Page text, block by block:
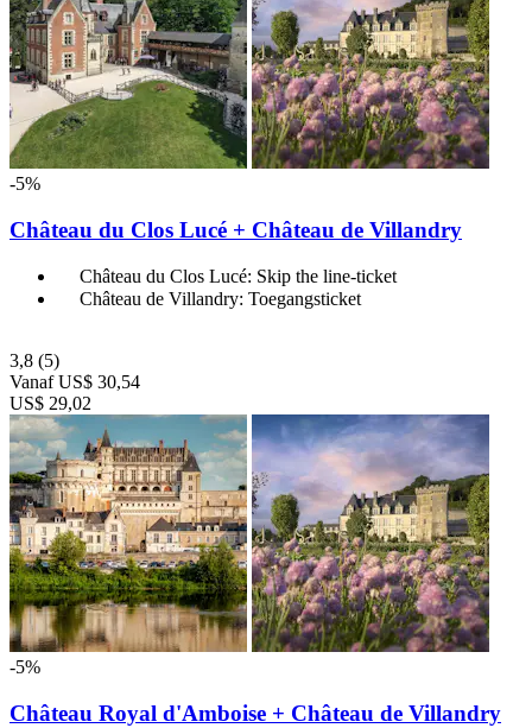
-5%
Château du Clos Lucé + Château de Villandry
Château du Clos Lucé: Skip the line-ticket
Château de Villandry: Toegangsticket
3,8 (5)
Vanaf US$ 30,54
US$ 29,02
-5%
Château Royal d'Amboise + Château de Villandry